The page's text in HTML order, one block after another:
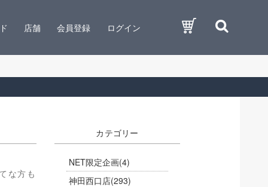
店舗 会員登録 ログイン
な方も
カテゴリー
NET限定企画(4)
神田西口店(293)